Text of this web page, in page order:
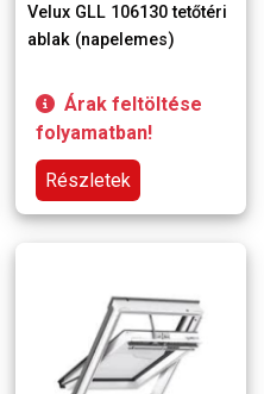
Velux GLL 106130 tetőtéri
ablak (napelemes)
Árak feltöltése
folyamatban!
Részletek